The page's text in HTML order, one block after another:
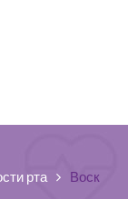
рта
Воск